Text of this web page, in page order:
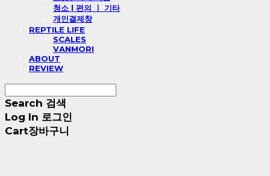
청소 l 편의 ㅣ 기타
개인결제창
REPTILE LIFE
SCALES
VANMORI
ABOUT
REVIEW
Search 검색
Log In 로그인
Cart장바구니